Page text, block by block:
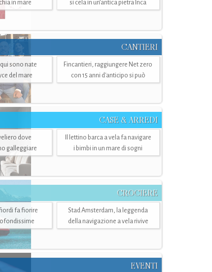
in mare
si cela in un’antica pietra Inca
CANTIERI
sono nate
del mare
Fincantieri, raggiungere Net zero
con 15 anni d'anticipo si può
CASE & ARREDI
dove
galleggiare
Il lettino barca a vela fa navigare
i bimbi in un mare di sogni
CROCIERE
fa fiorire
Stad Amsterdam, la leggenda
della navigazione a vela rivive
EVENTI